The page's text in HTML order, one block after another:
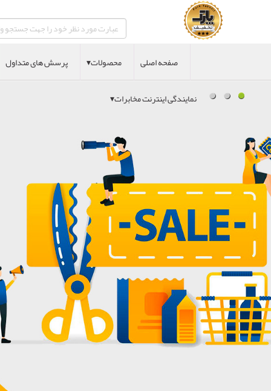
صفحه اصلی محصولات▾ پرسش های متداول
نمایندگی اینترنت مخابرات▾